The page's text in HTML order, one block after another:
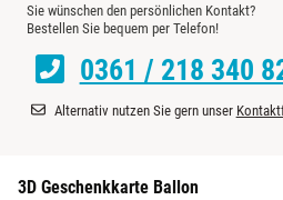
Sie wünschen den persönlichen Kontakt?
Bestellen Sie bequem per Telefon!
0361 / 218 340
Alternativ nutzen Sie gern unser
3D Geschenkkarte Ballon
Braunschweig
Bremen
Bruchköbel